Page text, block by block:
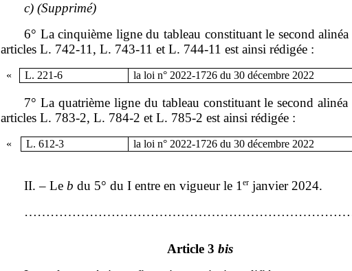
c) (Supprimé)
6° La cinquième ligne du tableau constituant le second
articles L. 742‑11, L. 743‑11 et L. 744‑11 est ainsi rédigée :
« L. 221‑6 la loi n° 2022‑1726 du 30 décembre 2022
7° La quatrième ligne du tableau constituant le second
articles L. 783‑2, L. 784‑2 et L. 785‑2 est ainsi rédigée :
« L. 612‑3 la loi n° 2022‑1726 du 30 décembre 2022
II. – Leb du 5° du I entre en vigueur le 1er janvier 2024.
Article 3 bis